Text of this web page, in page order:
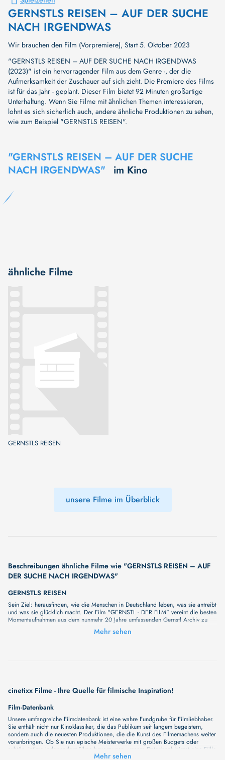
GERNSTLS REISEN – AUF DER SUCHE
NACH IRGENDWAS
Wir brauchen den Film (Vorpremiere), Start 5. Oktober 2023
"GERNSTLS REISEN – AUF DER SUCHE NACH IRGENDWAS
(2023)" ist ein hervorragender Film aus dem Genre -, der die
Aufmerksamkeit der Zuschauer auf sich zieht. Die Premiere des Films
ist für das Jahr - geplant. Dieser Film bietet 92 Minuten großartige
Unterhaltung. Wenn Sie Filme mit ähnlichen Themen interessieren,
lohnt es sich sicherlich auch, andere ähnliche Produktionen zu sehen,
wie zum Beispiel "GERNSTLS REISEN".
"GERNSTLS REISEN – AUF DER SUCHE
NACH IRGENDWAS"
im Kino
ähnliche Filme
GERNSTLS REISEN
unsere Filme im Überblick
Beschreibungen ähnliche Filme wie "GERNSTLS REISEN – AUF
DER SUCHE NACH IRGENDWAS"
GERNSTLS REISEN
Sein Ziel: herausfinden, wie die Menschen in Deutschland leben, was sie antreibt
und was sie glücklich macht. Der Film "GERNSTL - DER FILM" vereint die besten
Momentaufnahmen aus dem nunmehr 20 Jahre umfassenden Gernstl Archiv zu
einem authentischen, erheiternden und emotionalen Film über Deutschland und
seine Bewohner. Ein Roadmovie, das von einer Suche nach Menschen handelt,
Mehr sehen
cinetixx Filme - Ihre Quelle für filmische Inspiration!
Film-Datenbank
Unsere umfangreiche Filmdatenbank ist eine wahre Fundgrube für Filmliebhaber.
Sie enthält nicht nur Kinoklassiker, die das Publikum seit langem begeistern,
sondern auch die neuesten Produktionen, die die Kunst des Filmemachens weiter
voranbringen. Ob Sie nun epische Meisterwerke mit großen Budgets oder
subtile, intime Independent-Filme bevorzugen, unsere Datenbank bietet eine Fülle
von Inhalten, die Ihr Herz und Ihren Geist berühren werden. Beim Durchstöbern
Mehr sehen